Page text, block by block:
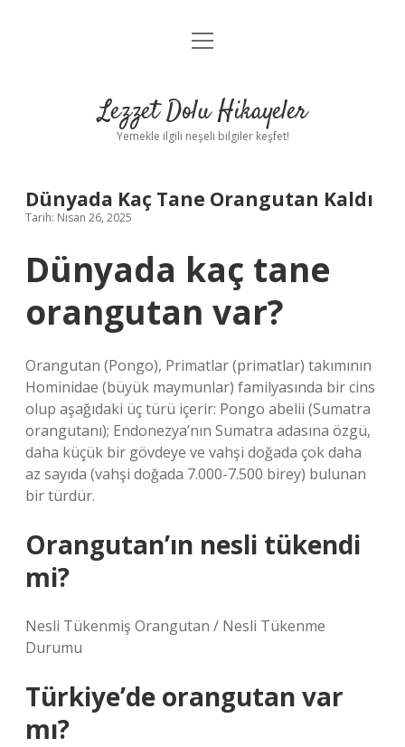
Anasayfa
Yasal Uyarı
menüyü
Lezzet Dolu Hikayeler
Yemekle ilgili neşeli bilgiler keşfet!
Dünyada Kaç Tane Orangutan Kaldı
Tarih: Nisan 26, 2025
Dünyada kaç tane
orangutan var?
Orangutan (Pongo), Primatlar (primatlar) takımının
Hominidae (büyük maymunlar) familyasında bir cins
olup aşağıdaki üç türü içerir: Pongo abelii (Sumatra
orangutanı); Endonezya’nın Sumatra adasına özgü,
daha küçük bir gövdeye ve vahşi doğada çok daha
az sayıda (vahşi doğada 7.000-7.500 birey) bulunan
bir türdür.
Orangutan’ın nesli tükendi
mi?
Nesli Tükenmiş Orangutan / Nesli Tükenme
Durumu
Türkiye’de orangutan var
mı?